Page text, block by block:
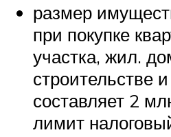
размер
при покупке
участка, жил.
строительстве
составляет 2
лимит